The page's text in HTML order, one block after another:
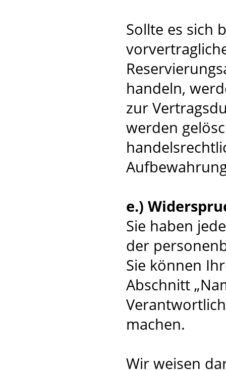
Sollte es sich
handeln,
zur
werden
e.)
Sie haben
der
Sie können
Abschnitt
machen.
Wir weisen